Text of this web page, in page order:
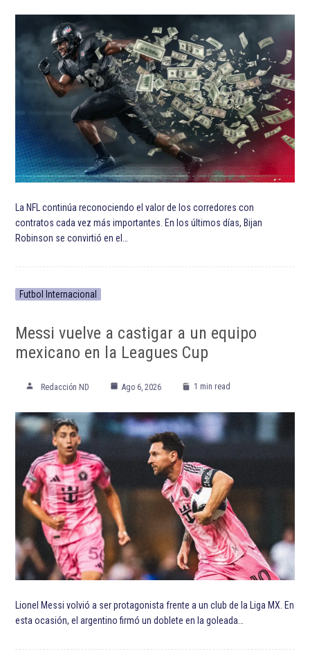
La NFL continúa reconociendo el valor de los corredores con
contratos cada vez más importantes. En los últimos días, Bijan
Robinson se convirtió en el…
Futbol Internacional
Messi vuelve a castigar a un equipo
mexicano en la Leagues Cup
Redacción ND Ago 6, 2026 1 min read
Lionel Messi volvió a ser protagonista frente a un club de la Liga MX. En
esta ocasión, el argentino firmó un doblete en la goleada…